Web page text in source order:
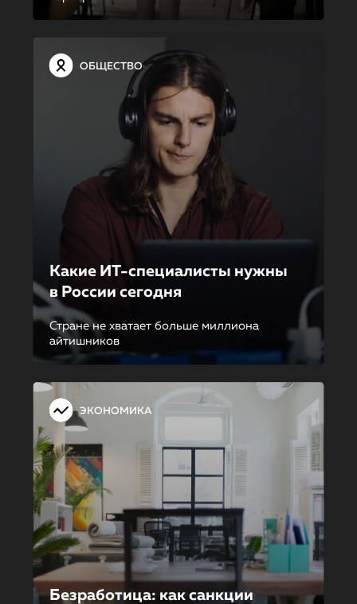
ОБЩЕСТВО
Какие ИТ-специалисты нужны
в России сегодня
Стране не хватает больше миллиона
айтишников
ЭКОНОМИКА
Безработица: как санкции